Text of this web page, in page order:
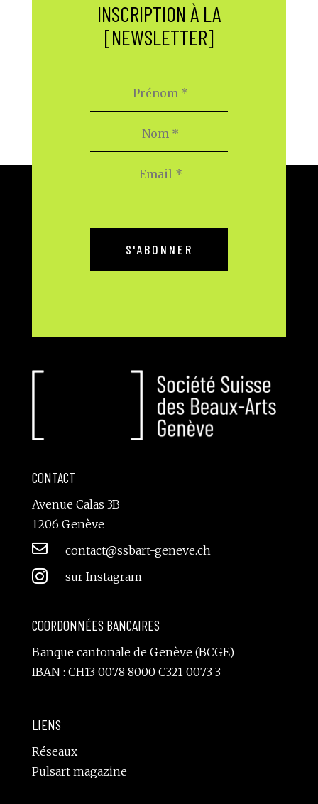
INSCRIPTION À LA
[NEWSLETTER]
CONTACT
Avenue Calas 3B
1206 Genève
 contact@ssbart-geneve.ch
 sur Instagram
COORDONNÉES BANCAIRES
Banque cantonale de Genève (BCGE)
IBAN : CH13 0078 8000 C321 0073 3
LIENS
Réseaux
Pulsart magazine